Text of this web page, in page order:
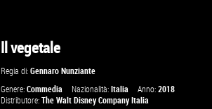
Il vegetale
Regia di:Gennaro Nunziante
Genere:Commedia Nazionalità:Italia Anno:2018
Distributore:The Walt Disney Company Italia